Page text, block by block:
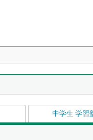
中学生 学習